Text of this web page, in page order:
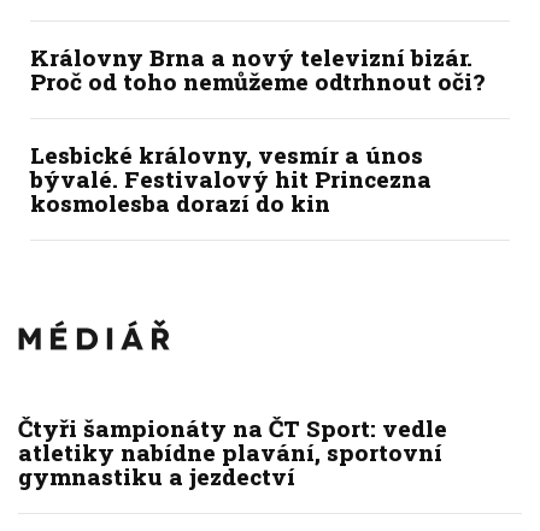
Královny Brna a nový televizní bizár.
Proč od toho nemůžeme odtrhnout oči?
Lesbické královny, vesmír a únos
bývalé. Festivalový hit Princezna
kosmolesba dorazí do kin
Čtyři šampionáty na ČT Sport: vedle
atletiky nabídne plavání, sportovní
gymnastiku a jezdectví